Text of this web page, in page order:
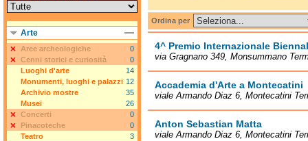
Ordina per
4^ Premio Internazionale
via Gragnano 349, Monsummano
Accademia d'Arte a Montecatini
viale Armando Diaz 6, Montecatini
Anton Sebastian Matta
viale Armando Diaz 6, Montecatini
Arte
Aree archeologiche
0
Cenni storici e curiosità
0
Luoghi d'arte
14
Monumenti, luoghi e palazzi 12
Archivio mostre
35
Musei
26
Concerti
0
Pinacoteche
0
Teatro
3